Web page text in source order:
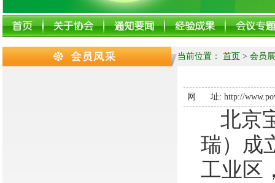
当前位置： 首页 > 会员
网 址: http://
北京
瑞）成
工业区